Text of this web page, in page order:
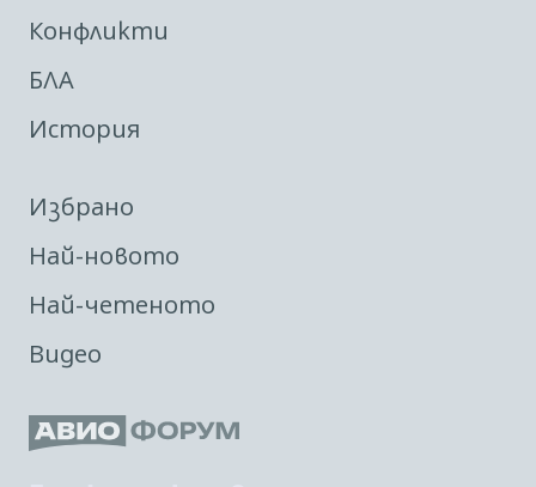
Конфликти
БЛА
История
Избрано
Най-новото
Най-четеното
Видео